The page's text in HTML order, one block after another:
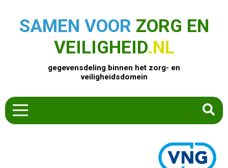
SAMEN VOOR ZORG EN
VEILIGHEID.NL
gegevensdeling binnen het zorg- en
veiligheidsdomein
HOME